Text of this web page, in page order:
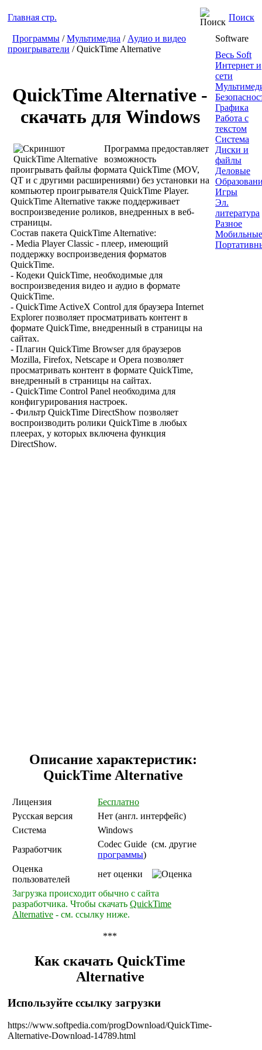
Главная стр. Поиск
Программы /Мультимедиа / Аудио и видео
проигрыватели / QuickTime Alternative
QuickTime Alternative -
скачать для Windows
Программа предоставляет
возможность
проигрывать файлы формата QuickTime (MOV,
QT и с другими расширениями) без установки на
компьютер проигрывателя QuickTime Player.
QuickTime Alternative также поддерживает
воспроизведение роликов, внедренных в веб-
страницы.
Состав пакета QuickTime Alternative:
- Media Player Classic - плеер, имеющий
поддержку воспроизведения форматов
QuickTime.
- Кодеки QuickTime, необходимые для
воспроизведения видео и аудио в формате
QuickTime.
- QuickTime ActiveX Control для браузера Internet
Explorer позволяет просматривать контент в
формате QuickTime, внедренный в страницы на
сайтах.
- Плагин QuickTime Browser для браузеров
Mozilla, Firefox, Netscape и Opera позволяет
просматривать контент в формате QuickTime,
внедренный в страницы на сайтах.
- QuickTime Control Panel необходима для
конфигурирования настроек.
- Фильтр QuickTime DirectShow позволяет
воспроизводить ролики QuickTime в любых
плеерах, у которых включена функция
DirectShow.
Описание характеристик:
QuickTime Alternative
Лицензия
Бесплатно
Русская версия
Нет (англ. интерфейс)
Система
Windows
Разработчик
Codec Guide (cм. другие
программы)
Оценка
пользователей
нет оценки
Загрузка происходит обычно с сайта
разработчика. Чтобы скачать QuickTime
Alternative - см. ссылку ниже.
***
Как скачать QuickTime
Alternative
Используйте ссылку загрузки
https://www.softpedia.com/progDownload/QuickTime-
Alternative-Download-14789.html
Software
Весь Soft
Интернет и
сети
Графика
Работа с
текстом
Система
Диски и
файлы
Деловые
Игры
Эл.
литература
Разное
Мобильные